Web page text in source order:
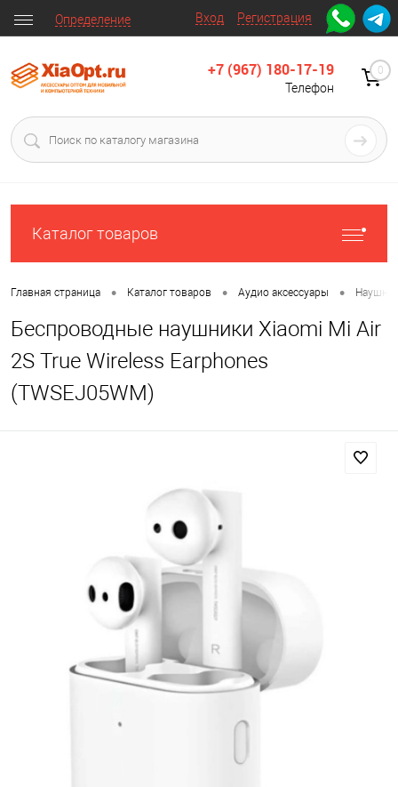
Вход Регистрация
Определение
+7 (967) 180-17-19
Телефон
0
Каталог товаров
Главная страница • Каталог товаров • Аудио аксессуары •
Беспроводные наушники Xiaomi Mi Air
2S True Wireless Earphones
(TWSEJ05WM)